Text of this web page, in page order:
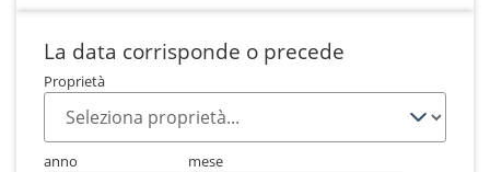
La data corrisponde o precede
Proprietà
anno mese